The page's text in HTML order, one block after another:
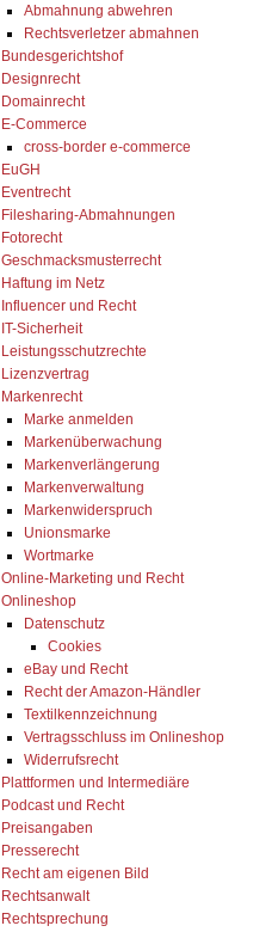
Abmahnung abwehren
Rechtsverletzer abmahnen
Bundesgerichtshof
Designrecht
Domainrecht
E-Commerce
cross-border e-commerce
EuGH
Eventrecht
Filesharing-Abmahnungen
Fotorecht
Geschmacksmusterrecht
Haftung im Netz
Influencer und Recht
IT-Sicherheit
Leistungsschutzrechte
Lizenzvertrag
Markenrecht
Marke anmelden
Markenüberwachung
Markenverlängerung
Markenverwaltung
Markenwiderspruch
Unionsmarke
Wortmarke
Online-Marketing und Recht
Onlineshop
Datenschutz
Cookies
eBay und Recht
Recht der Amazon-Händler
Textilkennzeichnung
Vertragsschluss im Onlineshop
Widerrufsrecht
Plattformen und Intermediäre
Podcast und Recht
Preisangaben
Presserecht
Recht am eigenen Bild
Rechtsanwalt
Rechtsprechung